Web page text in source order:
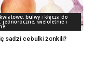
bulwy i kłącza do
jednoroczne, wieloletnie i
sadzi cebulki żonkili?